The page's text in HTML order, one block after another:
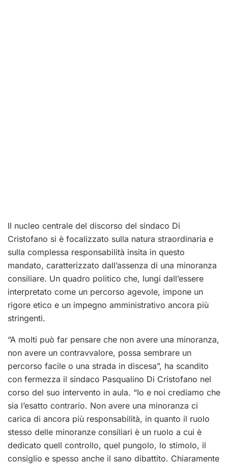
Il nucleo centrale del discorso del sindaco Di
Cristofano si è focalizzato sulla natura straordinaria e
sulla complessa responsabilità insita in questo
mandato, caratterizzato dall’assenza di una minoranza
consiliare. Un quadro politico che, lungi dall’essere
interpretato come un percorso agevole, impone un
rigore etico e un impegno amministrativo ancora più
stringenti.
“A molti può far pensare che non avere una minoranza,
non avere un contravvalore, possa sembrare un
percorso facile o una strada in discesa”, ha scandito
con fermezza il sindaco Pasqualino Di Cristofano nel
corso del suo intervento in aula. “Io e noi crediamo che
sia l’esatto contrario. Non avere una minoranza ci
carica di ancora più responsabilità, in quanto il ruolo
stesso delle minoranze consiliari è un ruolo a cui è
dedicato quell controllo, quel pungolo, lo stimolo, il
consiglio e spesso anche il sano dibattito. Chiaramente